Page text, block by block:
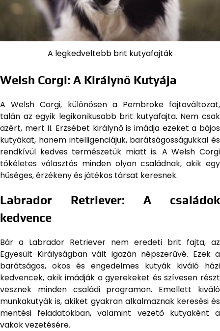
A legkedveltebb brit kutyafajták
Welsh Corgi: A Királynő Kutyája
A Welsh Corgi, különösen a Pembroke fajtaváltozat,
talán az egyik legikonikusabb brit kutyafajta. Nem csak
azért, mert II. Erzsébet királynő is imádja ezeket a bájos
kutyákat, hanem intelligenciájuk, barátságosságukkal és
rendkívül kedves természetük miatt is. A Welsh Corgi
tökéletes választás minden olyan családnak, akik egy
hűséges, érzékeny és játékos társat keresnek.
Labrador Retriever: A családok
kedvence
Bár a Labrador Retriever nem eredeti brit fajta, az
Egyesült Királyságban vált igazán népszerűvé. Ezek a
barátságos, okos és engedelmes kutyák kiváló házi
kedvencek, akik imádják a gyerekeket és szívesen részt
vesznek minden családi programon. Emellett kiváló
munkakutyák is, akiket gyakran alkalmaznak keresési és
mentési feladatokban, valamint vezető kutyaként a
vakok vezetésére.